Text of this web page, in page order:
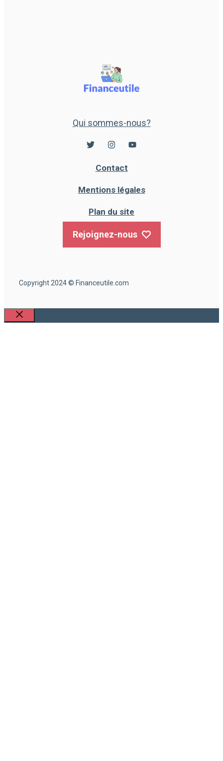
Qui sommes-nous?
Contact
Mentions légales
Plan du site
Rejoignez-nous
Copyright 2024 © Financeutile.com
Fermer